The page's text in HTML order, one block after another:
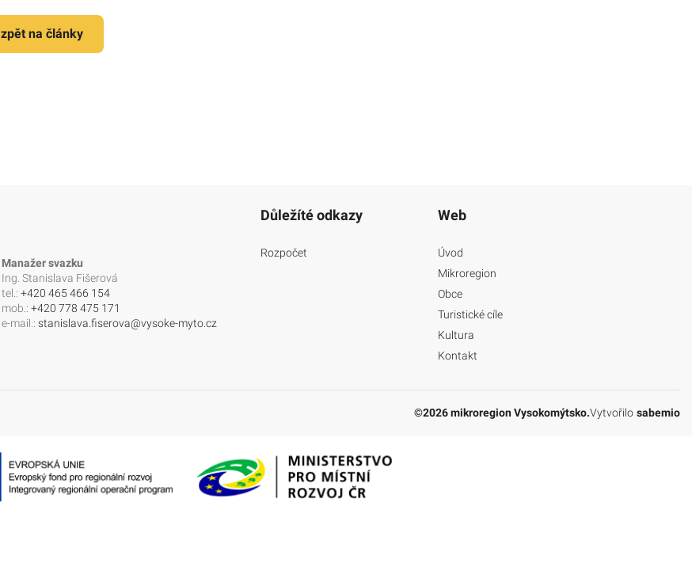
zpět na články
Manažer svazku
Ing. Stanislava Fišerová
tel.:+420 465 466 154
mob.:+420 778 475 171
e-mail.:stanislava.fiserova@vysoke-myto.cz
Důležíté odkazy
Rozpočet
Web
Úvod
Mikroregion
Obce
Turistické cíle
Kultura
Kontakt
©2026 mikroregion Vysokomýtsko.Vytvořilo sabemio